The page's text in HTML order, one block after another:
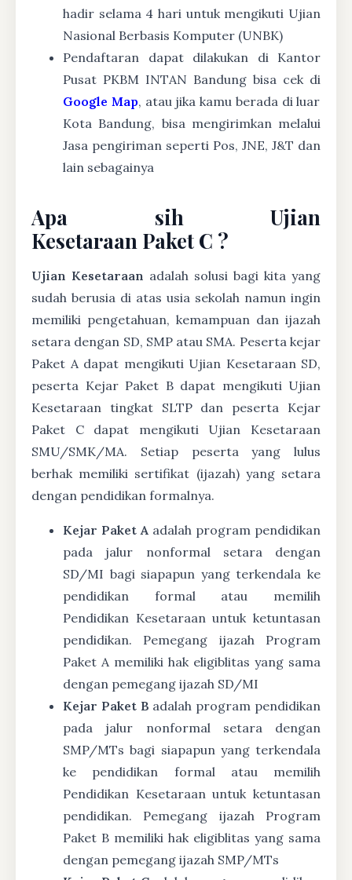
hadir selama 4 hari untuk mengikuti Ujian
Nasional Berbasis Komputer (UNBK)
Pendaftaran dapat dilakukan di Kantor
Pusat PKBM INTAN Bandung bisa cek di
Google Map, atau jika kamu berada di luar
Kota Bandung, bisa mengirimkan melalui
Jasa pengiriman seperti Pos, JNE, J&T dan
lain sebagainya
Apa sih Ujian
Kesetaraan Paket C ?
Ujian Kesetaraan adalah solusi bagi kita yang
sudah berusia di atas usia sekolah namun ingin
memiliki pengetahuan, kemampuan dan ijazah
setara dengan SD, SMP atau SMA. Peserta kejar
Paket A dapat mengikuti Ujian Kesetaraan SD,
peserta Kejar Paket B dapat mengikuti Ujian
Kesetaraan tingkat SLTP dan peserta Kejar
Paket C dapat mengikuti Ujian Kesetaraan
SMU/SMK/MA. Setiap peserta yang lulus
berhak memiliki sertifikat (ijazah) yang setara
dengan pendidikan formalnya.
Kejar Paket A adalah program pendidikan
pada jalur nonformal setara dengan
SD/MI bagi siapapun yang terkendala ke
pendidikan formal atau memilih
Pendidikan Kesetaraan untuk ketuntasan
pendidikan. Pemegang ijazah Program
Paket A memiliki hak eligiblitas yang sama
dengan pemegang ijazah SD/MI
Kejar Paket B adalah program pendidikan
pada jalur nonformal setara dengan
SMP/MTs bagi siapapun yang terkendala
ke pendidikan formal atau memilih
Pendidikan Kesetaraan untuk ketuntasan
pendidikan. Pemegang ijazah Program
Paket B memiliki hak eligiblitas yang sama
dengan pemegang ijazah SMP/MTs